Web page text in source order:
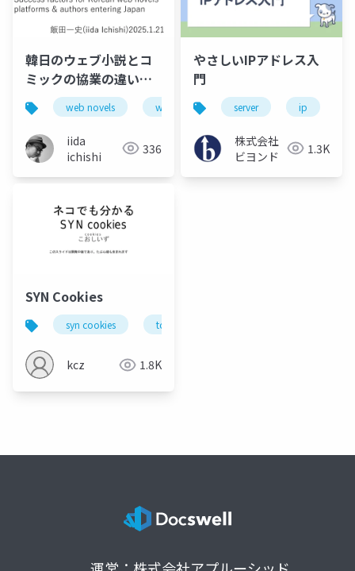
韓日のウェブ小説とコ
ミックの協業の違い
Differences in
collaboration styles
between Korean and
Japanese web novels
and comics. and
Korean web novels
platforms & authors
entering Japan
web novels webtoon comic manga
iida
ichishi
336
やさしいIPアドレス入
門
server ip
株式会社
ビヨンド
1.3K
SYN Cookies
syn cookies tcp
kcz 1.8K